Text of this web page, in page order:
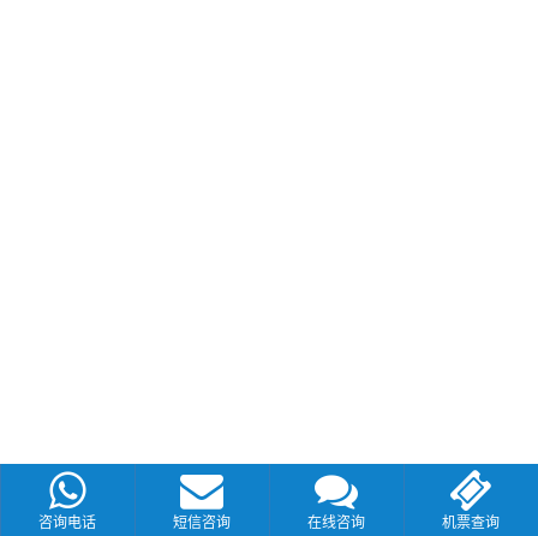
咨询电话 短信咨询 在线咨询 机票查询